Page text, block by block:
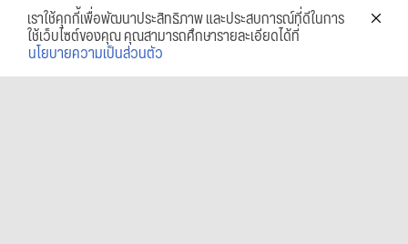
เราใช้คุกกี้เพื่อพัฒนาประสิทธิภาพ และประสบการณ์ที่ดีในการ
ใช้เว็บไซต์ของคุณ คุณสามารถศึกษารายละเอียดได้ที่
นโยบายความเป็นส่วนตัว